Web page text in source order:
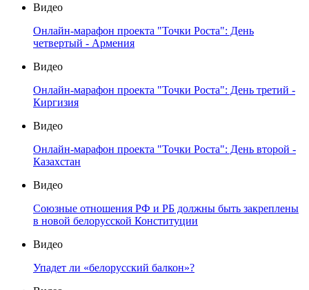
Видео
Онлайн-марафон проекта "Точки Роста": День
четвертый - Армения
Видео
Онлайн-марафон проекта "Точки Роста": День третий -
Киргизия
Видео
Онлайн-марафон проекта "Точки Роста": День второй -
Казахстан
Видео
Союзные отношения РФ и РБ должны быть закреплены
в новой белорусской Конституции
Видео
Упадет ли «белорусский балкон»?